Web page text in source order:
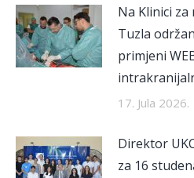
Na Klinici
Tuzla
primjeni
17. Jula 2026.
Direktor
za 16